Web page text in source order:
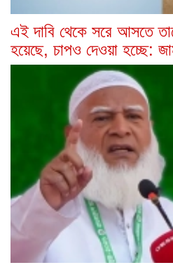
এই দাবি থেকে সরে আসতে
হয়েছে, চাপও দেওয়া হচ্ছে: